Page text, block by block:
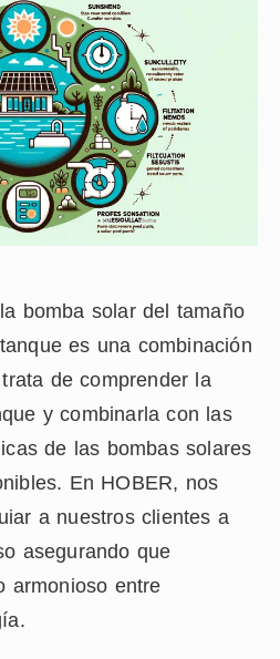
bomba solar del tamaño
es una combinación
de comprender la
y combinarla con las
de las bombas solares
En HOBER, nos
a nuestros clientes a
asegurando que
armonioso entre